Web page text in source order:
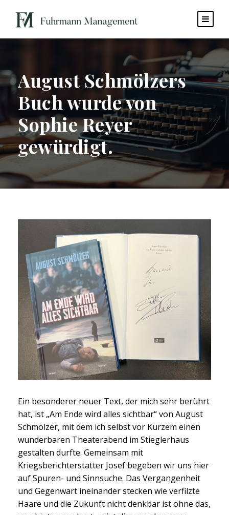
August Schmölzers
Buch wurde von
Sophie Reyer
gewürdigt.
Ein besonderer neuer Text, der mich sehr berührt
hat, ist „Am Ende wird alles sichtbar“ von August
Schmölzer, mit dem ich selbst vor Kurzem einen
wunderbaren Theaterabend im Stieglerhaus
gestalten durfte. Gemeinsam mit
Kriegsberichterstatter Josef begeben wir uns hier
auf Spuren- und Sinnsuche. Das Vergangenheit
und Gegenwart ineinander stecken wie verfilzte
Haare und die Zukunft nicht denkbar ist ohne das,